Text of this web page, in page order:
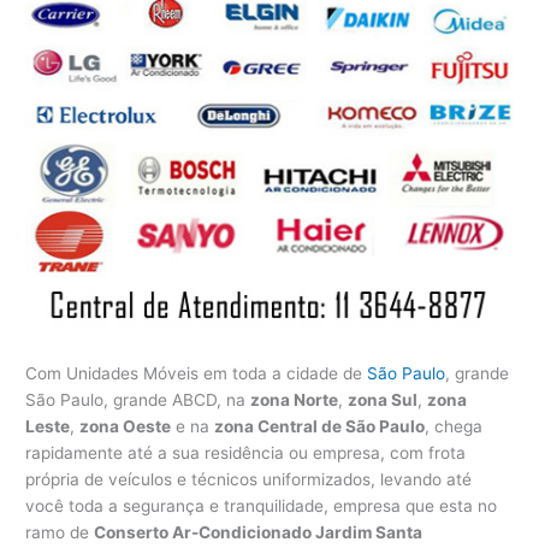
Com Unidades Móveis em toda a cidade de São Paulo, grande
São Paulo, grande ABCD, na zona Norte, zona Sul, zona
Leste, zona Oeste e na zona Central de São Paulo, chega
rapidamente até a sua residência ou empresa, com frota
própria de veículos e técnicos uniformizados, levando até
você toda a segurança e tranquilidade, empresa que esta no
ramo deConserto Ar-Condicionado Jardim Santa